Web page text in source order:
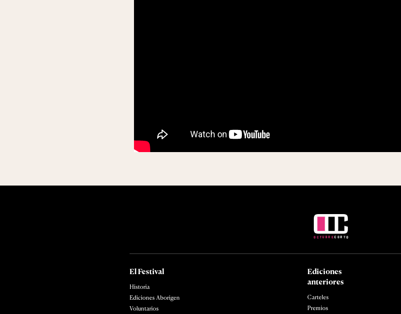
El Festival
Historia
Ediciones Aborigen
Voluntarios
Ediciones
anteriores
Carteles
Premios